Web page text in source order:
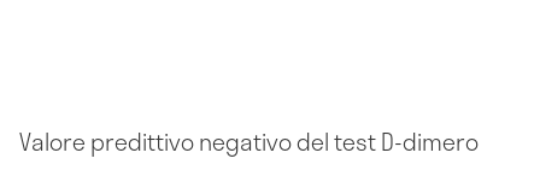
Valore predittivo negativo del test D-dimero